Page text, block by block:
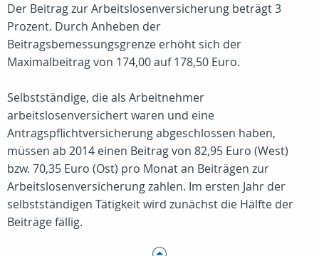
Der Beitrag zur Arbeitslosenversicherung beträgt 3
Prozent. Durch Anheben der
Beitragsbemessungsgrenze erhöht sich der
Maximalbeitrag von 174,00 auf 178,50 Euro.
Selbstständige, die als Arbeitnehmer
arbeitslosenversichert waren und eine
Antragspflichtversicherung abgeschlossen haben,
müssen ab 2014 einen Beitrag von 82,95 Euro (West)
bzw. 70,35 Euro (Ost) pro Monat an Beiträgen zur
Arbeitslosenversicherung zahlen. Im ersten Jahr der
selbstständigen Tätigkeit wird zunächst die Hälfte der
Beiträge fällig.